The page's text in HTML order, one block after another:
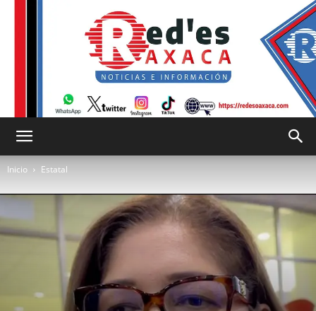
es
Oaxaca
Inicio Estatal